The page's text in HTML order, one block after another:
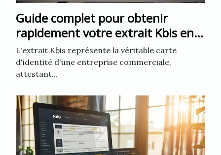
Guide complet pour obtenir
rapidement votre extrait Kbis en
ligne
L'extrait Kbis représente la véritable carte
d'identité d'une entreprise commerciale,
attestant...